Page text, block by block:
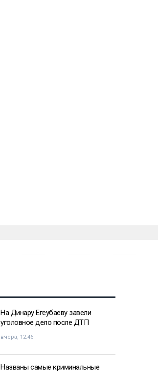
На Динару Егеубаеву завели
уголовное дело после ДТП
вчера, 12:46
Названы самые криминальные